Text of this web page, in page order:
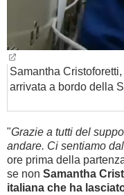
FORUM
Samantha
arrivata a bordo della
"Grazie a tutti del
andare. Ci sentiamo
ore prima della
se non Samantha
italiana che ha